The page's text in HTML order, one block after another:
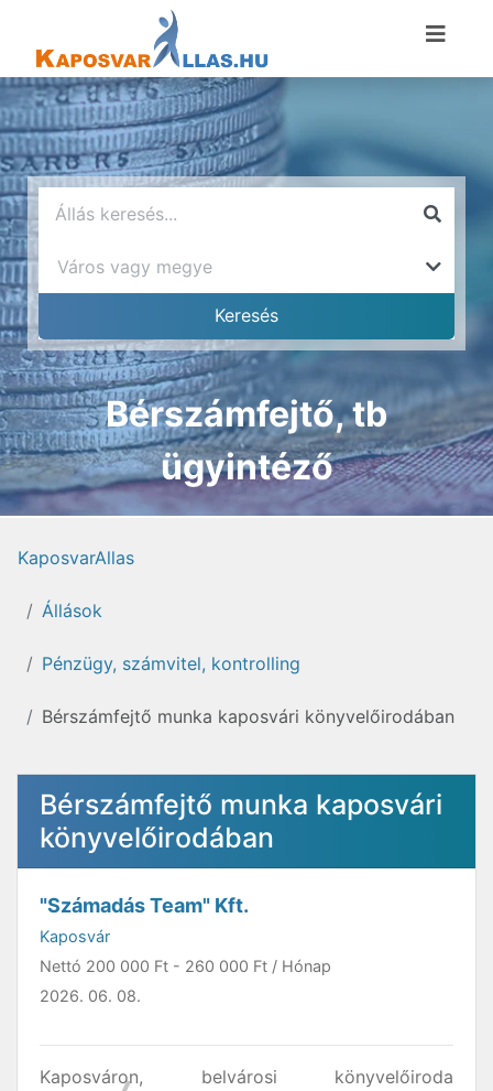
Bérszámfejtő, tb
ügyintéző
KaposvarAllas
Állások
Pénzügy, számvitel, kontrolling
Bérszámfejtő munka kaposvári könyvelőirodában
Bérszámfejtő munka kaposvári
könyvelőirodában
"Számadás Team" Kft.
Kaposvár
Nettó 200 000 Ft - 260 000 Ft / Hónap
2026. 06. 08.
Kaposváron, belvárosi könyvelőiroda